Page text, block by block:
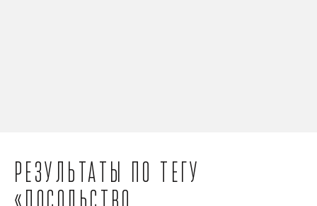
Результаты по тегу